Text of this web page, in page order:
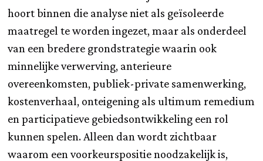
hoort binnen die analyse niet als geïsoleerde
maatregel te worden ingezet, maar als onderdeel
van een bredere grondstrategie waarin ook
minnelijke verwerving, anterieure
overeenkomsten, publiek-private samenwerking,
kostenverhaal, onteigening als ultimum remedium
en participatieve gebiedsontwikkeling een rol
kunnen spelen. Alleen dan wordt zichtbaar
waarom een voorkeurspositie noodzakelijk is,